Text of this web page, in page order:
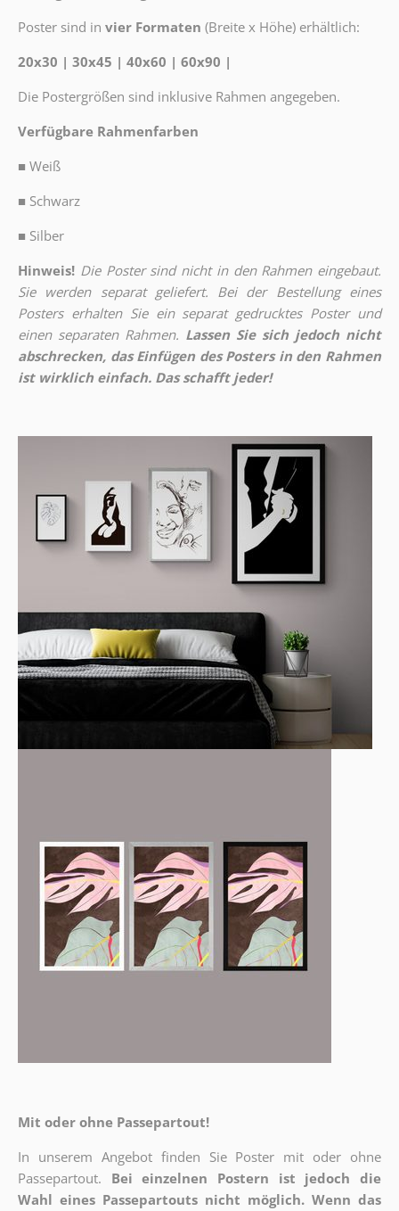
Poster sind in vier Formaten (Breite x Höhe) erhältlich:
20x30 | 30x45 | 40x60 | 60x90 |
Die Postergrößen sind inklusive Rahmen angegeben.
Verfügbare Rahmenfarben
■ Weiß
■ Schwarz
■ Silber
Hinweis! Die Poster sind nicht in den Rahmen eingebaut.
Sie werden separat geliefert. Bei der Bestellung eines
Posters erhalten Sie ein separat gedrucktes Poster und
einen separaten Rahmen. Lassen Sie sich jedoch nicht
abschrecken, das Einfügen des Posters in den Rahmen
ist wirklich einfach. Das schafft jeder!
Mit oder ohne Passepartout!
In unserem Angebot finden Sie Poster mit oder ohne
Passepartout.
Bei einzelnen Postern ist jedoch die
Wahl eines Passepartouts nicht möglich. Wenn das